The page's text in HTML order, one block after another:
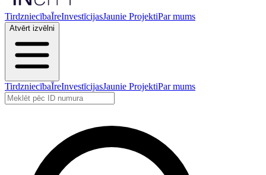
TirdzniecībaĪreInvestīcijasJaunie ProjektiPar mums
Atvērt izvēlni
TirdzniecībaĪreInvestīcijasJaunie ProjektiPar mums